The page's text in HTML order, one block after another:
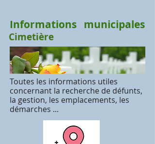
Informations municipales
Cimetière
Toutes les informations utiles
concernant la recherche de défunts,
la gestion, les emplacements, les
démarches ...